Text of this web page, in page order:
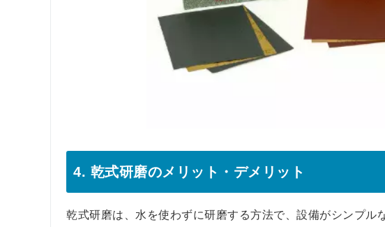
4. 乾式研磨のメリット・デメリット
乾式研磨は、水を使わずに研磨する方法で、設備がシンプ